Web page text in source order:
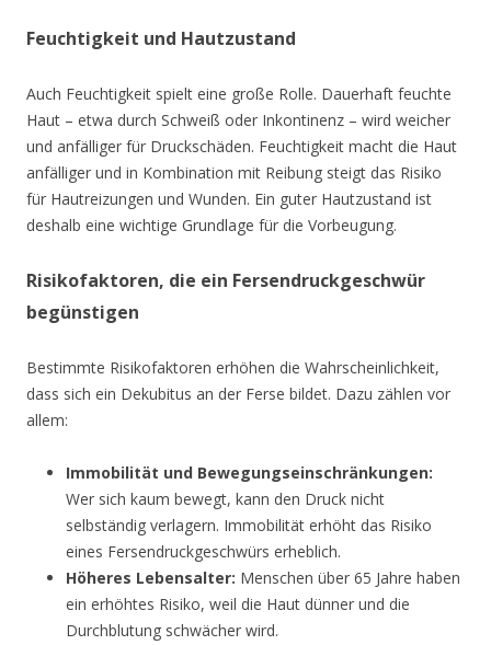
Feuchtigkeit und Hautzustand
Auch Feuchtigkeit spielt eine große Rolle. Dauerhaft feuchte
Haut – etwa durch Schweiß oder Inkontinenz – wird weicher
und anfälliger für Druckschäden. Feuchtigkeit macht die Haut
anfälliger und in Kombination mit Reibung steigt das Risiko
für Hautreizungen und Wunden. Ein guter Hautzustand ist
deshalb eine wichtige Grundlage für die Vorbeugung.
Risikofaktoren, die ein Fersendruckgeschwür
begünstigen
Bestimmte Risikofaktoren erhöhen die Wahrscheinlichkeit,
dass sich ein Dekubitus an der Ferse bildet. Dazu zählen vor
allem:
Immobilität und Bewegungseinschränkungen:
Wer sich kaum bewegt, kann den Druck nicht
selbständig verlagern. Immobilität erhöht das Risiko
eines Fersendruckgeschwürs erheblich.
Höheres Lebensalter: Menschen über 65 Jahre haben
ein erhöhtes Risiko, weil die Haut dünner und die
Durchblutung schwächer wird.